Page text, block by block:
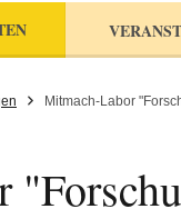
Mitmach-Labor